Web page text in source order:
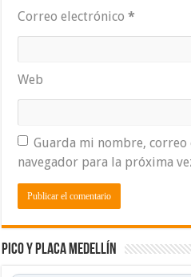
Correo electrónico*
Web
Guarda mi nombre, correo
navegador para la próxima
Pico y placa Medellín